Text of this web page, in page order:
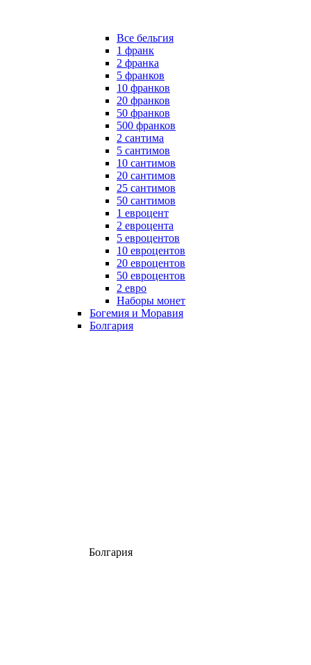
Все бельгия
1 франк
2 франка
5 франков
10 франков
20 франков
50 франков
500 франков
2 сантима
5 сантимов
10 сантимов
20 сантимов
25 сантимов
50 сантимов
1 евроцент
2 евроцента
5 евроцентов
10 евроцентов
20 евроцентов
50 евроцентов
2 евро
Наборы монет
Богемия и Моравия
Болгария
Болгария